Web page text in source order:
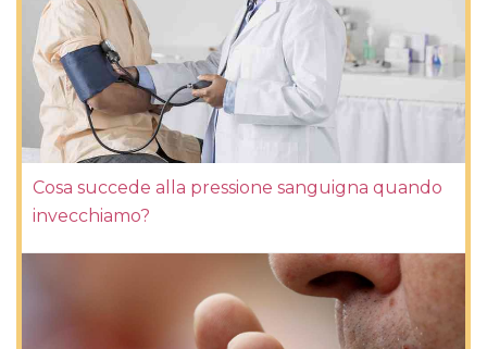
Cosa succede alla pressione sanguigna quando
invecchiamo?